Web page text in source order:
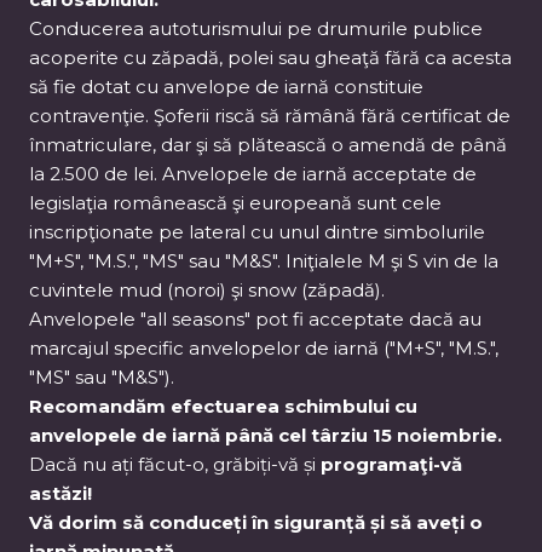
Conducerea autoturismului pe drumurile publice
acoperite cu zăpadă, polei sau gheaţă fără ca acesta
să fie dotat cu anvelope de iarnă constituie
contravenţie. Şoferii riscă să rămână fără certificat de
înmatriculare, dar şi să plătească o amendă de până
la 2.500 de lei. Anvelopele de iarnă acceptate de
legislaţia românească şi europeană sunt cele
inscripţionate pe lateral cu unul dintre simbolurile
"M+S", "M.S.", "MS" sau "M&S". Iniţialele M şi S vin de la
cuvintele mud (noroi) şi snow (zăpadă).
Anvelopele "all seasons" pot fi acceptate dacă au
marcajul specific anvelopelor de iarnă ("M+S", "M.S.",
"MS" sau "M&S").
Recomandăm efectuarea schimbului cu
anvelopele de iarnă până cel târziu 15 noiembrie.
Dacă nu ați făcut-o, grăbiți-vă și programaţi-vă
astăzi!
Vă dorim să conduceți în siguranță și să aveți o